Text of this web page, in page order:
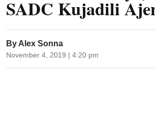
SADC Kujadili
By Alex Sonna
November 4, 2019 | 4:20 pm